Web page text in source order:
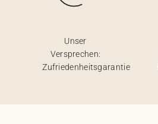
Unser
Versprechen:
Zufriedenheitsgarantie